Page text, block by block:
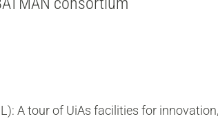
A tour of UiAs facilities for